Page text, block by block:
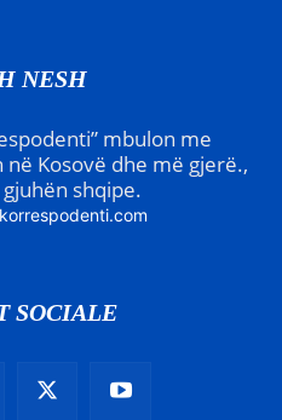
NESH
mbulon me
Kosovë dhe më gjerë.,
shqipe.
SOCIALE